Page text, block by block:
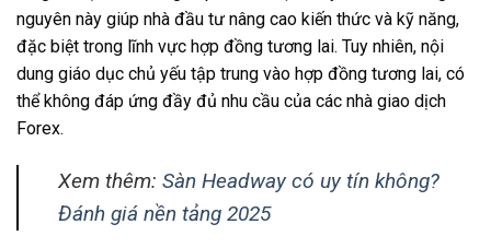
nguyên này giúp nhà đầu tư nâng cao kiến thức và kỹ năng,
đặc biệt trong lĩnh vực hợp đồng tương lai. Tuy nhiên, nội
dung giáo dục chủ yếu tập trung vào hợp đồng tương lai, có
thể không đáp ứng đầy đủ nhu cầu của các nhà giao dịch
Forex.
Xem thêm: Sàn Headway có uy tín không?
Đánh giá nền tảng 2025